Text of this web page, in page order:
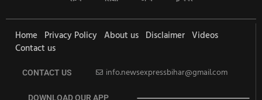
Home Privacy Policy About us Disclaimer Videos
Contact us
CONTACT US info.newsexpressbihar@gmail.com
DOWNLOAD OUR APP